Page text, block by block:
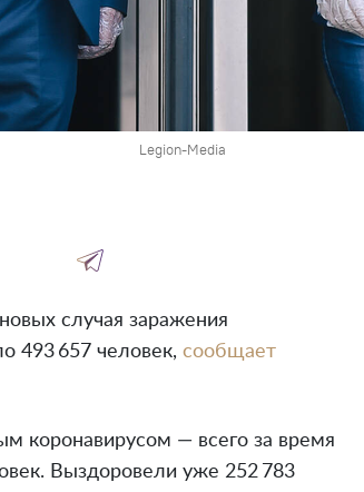
Legion-Media
случая заражения
493 657 человек, сообщает
коронавирусом — всего за время
Выздоровели уже 252 783